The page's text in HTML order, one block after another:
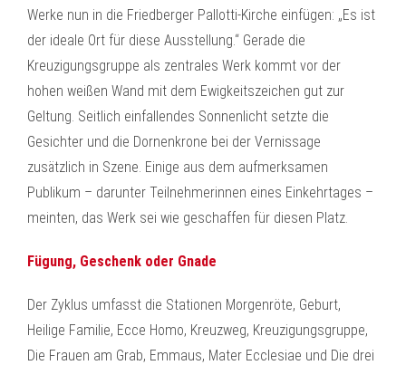
Werke nun in die Friedberger Pallotti-Kirche einfügen: „Es ist
der ideale Ort für diese Ausstellung.“ Gerade die
Kreuzigungsgruppe als zentrales Werk kommt vor der
hohen weißen Wand mit dem Ewigkeitszeichen gut zur
Geltung. Seitlich einfallendes Sonnenlicht setzte die
Gesichter und die Dornenkrone bei der Vernissage
zusätzlich in Szene. Einige aus dem aufmerksamen
Publikum – darunter Teilnehmerinnen eines Einkehrtages –
meinten, das Werk sei wie geschaffen für diesen Platz.
Fügung, Geschenk oder Gnade
Der Zyklus umfasst die Stationen Morgenröte, Geburt,
Heilige Familie, Ecce Homo, Kreuzweg, Kreuzigungsgruppe,
Die Frauen am Grab, Emmaus, Mater Ecclesiae und Die drei